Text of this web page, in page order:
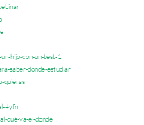
hijo-con-un-test-1
saber-dónde-estudiar
quieras
4yfn
qué-va-el-donde